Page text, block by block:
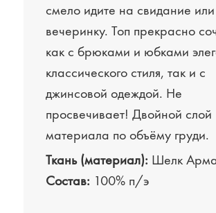
смело идите на свидание или
вечеринку. Топ прекрасно
как с брюками и юбками
классического стиля, так и с
джинсовой одеждой. Не
просвечивает! Двойной слой
материала по объёму груди.
Ткань (материал): Шелк
Состав: 100% п/э